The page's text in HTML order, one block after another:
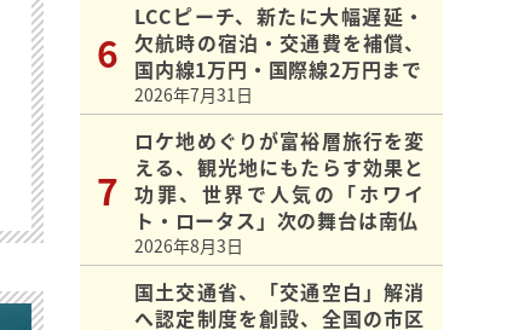
LCCピーチ、新たに大幅遅延・
欠航時の宿泊・交通費を補償、
国内線1万円・国際線2万円まで
2026年7月31日
ロケ地めぐりが富裕層旅行を変
える、観光地にもたらす効果と
功罪、世界で人気の「ホワイ
ト・ロータス」次の舞台は南仏
2026年8月3日
国土交通省、「交通空白」解消
へ認定制度を創設、全国の市区